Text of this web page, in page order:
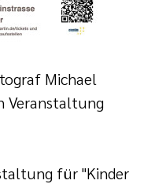
Michael
Veranstaltung
für "Kinder